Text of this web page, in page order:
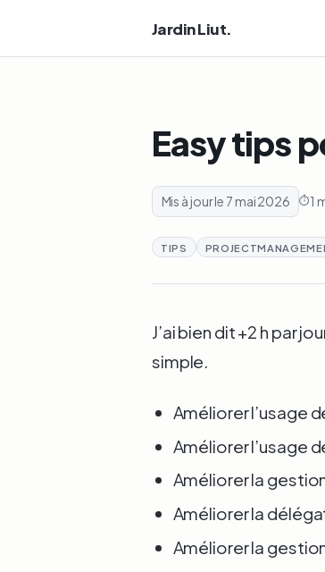
Jardin Liut.
Easy tips
Mis à jour le 7 mai 2026 1
TIPS
J’ai bien dit +2 h par
simple.
Améliorer l’usage
Améliorer l’usage
Améliorer la
Améliorer la
Améliorer la